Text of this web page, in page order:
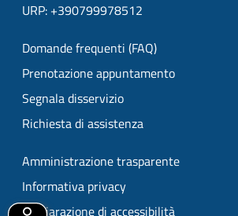
URP: +390799978512
Domande frequenti (FAQ)
Prenotazione appuntamento
Segnala disservizio
Richiesta di assistenza
Amministrazione trasparente
Informativa privacy
Dichiarazione di accessibilità